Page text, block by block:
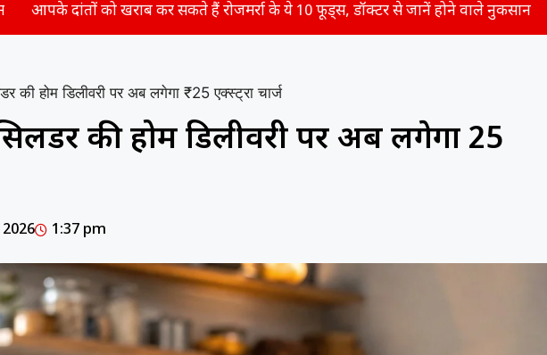
खराब कर सकते हैं रोजमर्रा के ये 10 फूड्स, डॉक्टर से जानें होने वाले नुकसान आगामी
की होम डिलीवरी पर अब लगेगा ₹25 एक्स्ट्रा चार्ज
की होम डिलीवरी पर अब लगेगा ₹25
1:37 pm